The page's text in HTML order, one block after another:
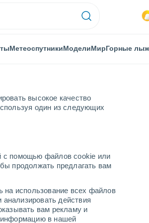
высокое качество
один из следующих
с помощью файлов cookie или
продолжать предлагать вам
на использование всех файлов
действия
вам рекламу и
информацию в нашей
МетеоспутникиМоделиМирГорные